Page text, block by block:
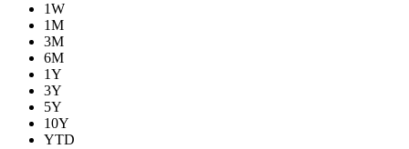
1W
1M
3M
6M
1Y
3Y
5Y
10Y
YTD